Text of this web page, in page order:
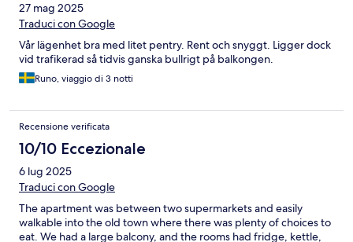
27 mag 2025
Traduci con Google
Vår lägenhet bra med litet pentry. Rent och snyggt. Ligger dock
vid trafikerad så tidvis ganska bullrigt på balkongen.
Runo, viaggio di 3 notti
Recensione verificata
10/10 Eccezionale
6 lug 2025
Traduci con Google
The apartment was between two supermarkets and easily
walkable into the old town where there was plenty of choices to
eat. We had a large balcony, and the rooms had fridge, kettle,